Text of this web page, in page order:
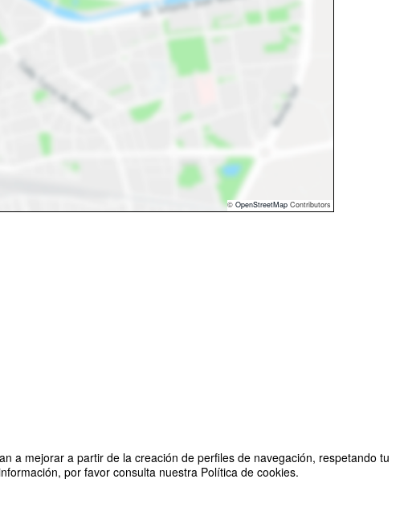
a mejorar a partir de la creación de perfiles de navegación, respetando tu
por favor consulta nuestra Política de cookies.
© OpenStreetMap Contributors
Organizado por DAOI